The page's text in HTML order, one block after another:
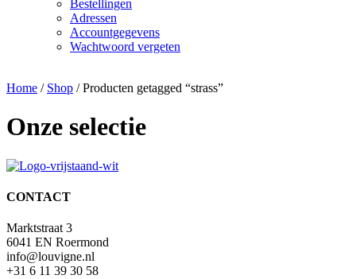
Bestellingen
Adressen
Accountgegevens
Wachtwoord vergeten
Home / Shop / Producten getagged “strass”
Onze selectie
CONTACT
Marktstraat 3
6041 EN Roermond
info@louvigne.nl
+31 6 11 39 30 58